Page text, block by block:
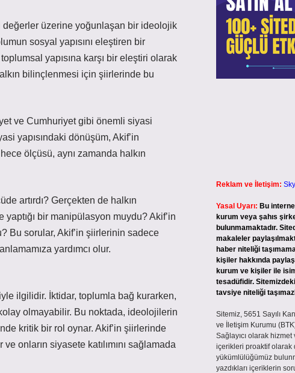
üzerine yoğunlaşan bir ideolojik
sosyal yapısını eleştiren bir
yapısına karşı bir eleştiri olarak
bilinçlenmesi için şiirlerinde bu
ve Cumhuriyet gibi önemli siyasi
yapısındaki dönüşüm, Akif’in
ölçüsü, aynı zamanda halkın
artırdı? Gerçekten de halkın
bir manipülasyon muydu? Akif’in
Bu sorular, Akif’in şiirlerinin sadece
yardımcı olur.
ilgilidir. İktidar, toplumla bağ kurarken,
olmayabilir. Bu noktada, ideolojilerin
kritik bir rol oynar. Akif’in şiirlerinde
onların siyasete katılımını sağlamada
Reklam ve İletişim:
Yasal Uyarı: Bu
kurum veya şahıs
bulunmamaktadır.
makaleler
haber niteliği
kişiler hakkında
kurum ve kişiler ile
tesadüfidir.
tavsiye niteliği
Sitemiz, 5651 Sayılı
ve İletişim Kurumu
Sağlayıcı olarak
içerikleri proaktif olarak
yükümlülüğümüz
yazdıkları içeriklerin